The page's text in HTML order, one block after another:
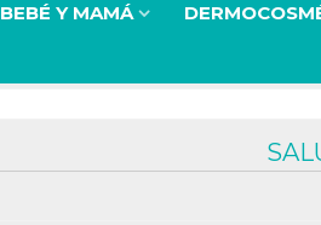
BEBÉ Y MAMÁ